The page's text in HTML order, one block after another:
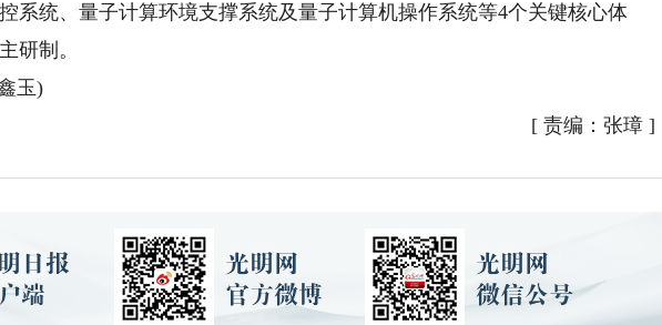
系统、量子计算环境支撑系统及量子计算机操作系统等4个关键核心体
研制。
玉)
[ 责编：张璋 ]